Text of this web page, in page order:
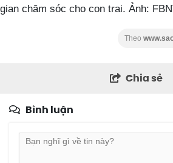
gian chăm sóc cho con trai. Ảnh:
Theo
Chia sẻ
Bình luận